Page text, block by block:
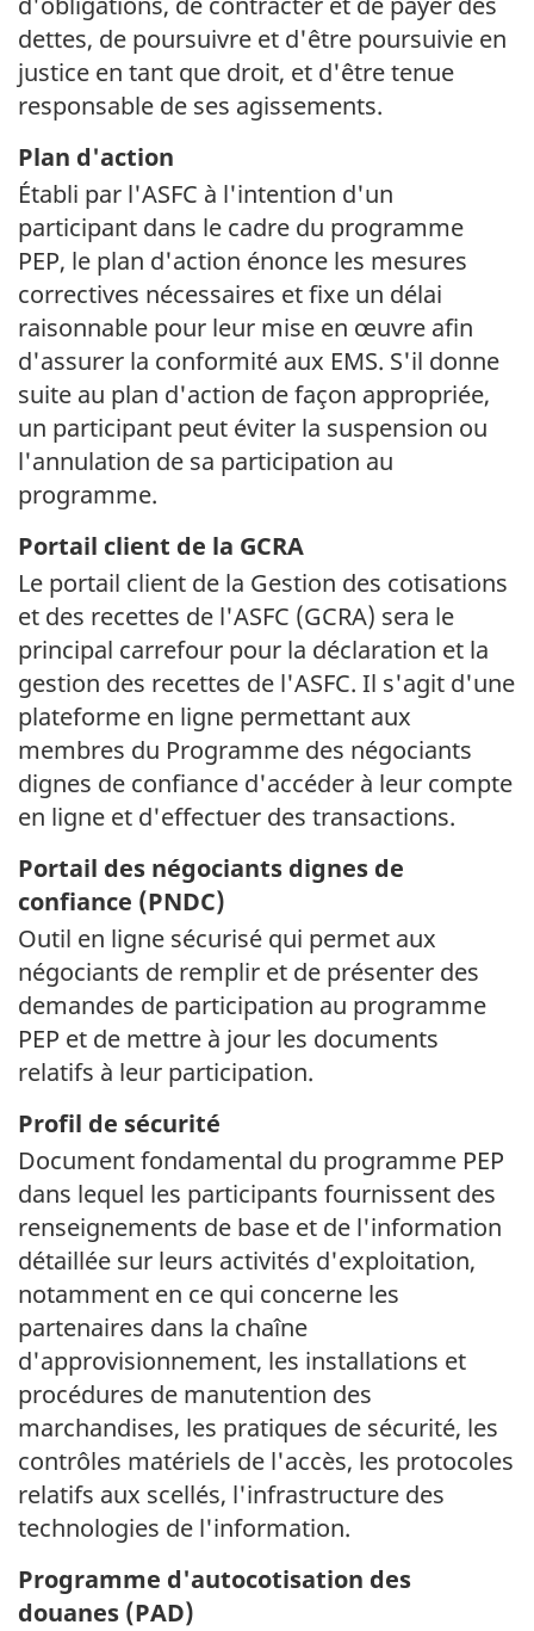
dettes, de poursuivre et d'être poursuivie en
justice en tant que droit, et d'être tenue
responsable de ses agissements.
Plan d'action
Établi par l'ASFC à l'intention d'un
participant dans le cadre du programme
PEP, le plan d'action énonce les mesures
correctives nécessaires et fixe un délai
raisonnable pour leur mise en œuvre afin
d'assurer la conformité aux EMS. S'il donne
suite au plan d'action de façon appropriée,
un participant peut éviter la suspension ou
l'annulation de sa participation au
programme.
Portail client de la GCRA
Le portail client de la Gestion des cotisations
et des recettes de l'ASFC (GCRA) sera le
principal carrefour pour la déclaration et la
gestion des recettes de l'ASFC. Il s'agit d'une
plateforme en ligne permettant aux
membres du Programme des négociants
dignes de confiance d'accéder à leur compte
en ligne et d'effectuer des transactions.
Portail des négociants dignes de
confiance (PNDC)
Outil en ligne sécurisé qui permet aux
négociants de remplir et de présenter des
demandes de participation au programme
PEP et de mettre à jour les documents
relatifs à leur participation.
Profil de sécurité
Document fondamental du programme PEP
dans lequel les participants fournissent des
renseignements de base et de l'information
détaillée sur leurs activités d'exploitation,
notamment en ce qui concerne les
partenaires dans la chaîne
d'approvisionnement, les installations et
procédures de manutention des
marchandises, les pratiques de sécurité, les
contrôles matériels de l'accès, les protocoles
relatifs aux scellés, l'infrastructure des
technologies de l'information.
Programme d'autocotisation des
douanes (PAD)